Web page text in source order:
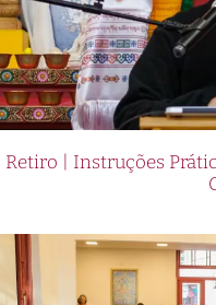
Retiro | Instruções